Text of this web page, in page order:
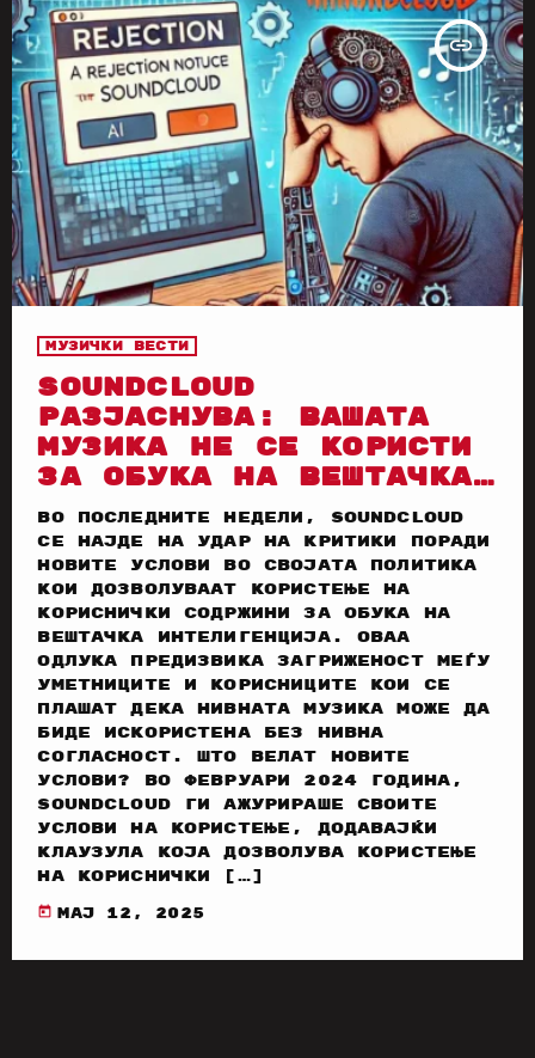
insert_link
Музички вести
SOUNDCLOUD
РАЗЈАСНУВА: ВАШАТА
МУЗИКА НЕ СЕ КОРИСТИ
ЗА ОБУКА НА ВЕШТАЧКА
ИНТЕЛИГЕНЦИЈА
Во последните недели, SoundCloud
се најде на удар на критики поради
новите услови во својата политика
кои дозволуваат користење на
кориснички содржини за обука на
вештачка интелигенција. Оваа
одлука предизвика загриженост меѓу
уметниците и корисниците кои се
плашат дека нивната музика може да
биде искористена без нивна
согласност. Што велат новите
услови? Во февруари 2024 година,
SoundCloud ги ажурираше своите
услови на користење, додавајќи
клаузула која дозволува користење
на кориснички […]
today мај 12, 2025